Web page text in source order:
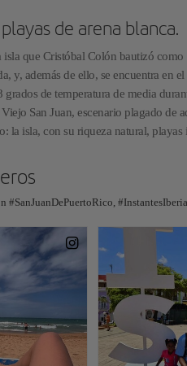
de arena blanca.
que Cristóbal Colón bautizó
y, además de ello, se encuentra en
grados de temperatura de media
San Juan, escenario plagado de
la isla, con su riqueza natural,
#SanJuanDePuertoRico,